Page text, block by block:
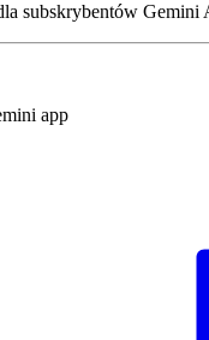
subskrybentów
app